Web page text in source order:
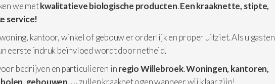
we metkwalitatieve biologische producten.Een kraaknette, stipte,
service!
kantoor, winkel of gebouw er orderlijk en proper uitziet. Als u gasten
eerste indruk beïnvloed wordt door netheid.
bedrijven en particulieren inregio Willebroek.Woningen, kantoren,
gebouwen, …zullen kraaknet ogen wanneer wij klaar zijn!